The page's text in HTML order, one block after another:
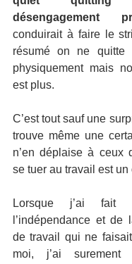
désengagement
conduirait à faire le
résumé on ne quitte
physiquement mais
est plus.
C’est tout sauf une
trouve même une
n’en déplaise à ceux
se tuer au travail est un
Lorsque j’ai
l’indépendance et de
de travail qui ne
moi, j’ai